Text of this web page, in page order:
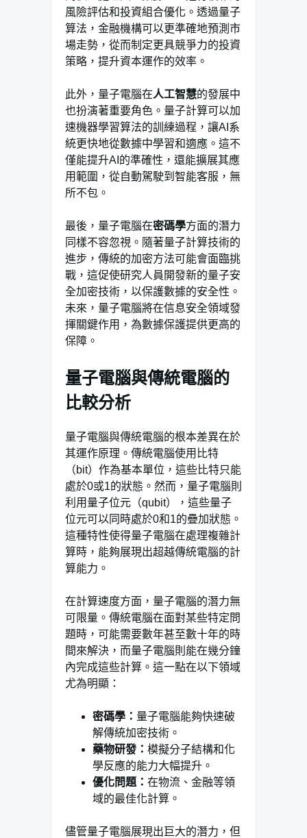
風險評估和投資組合優化。透過量子
算法，金融機構可以更準確地預測市
場走勢，從而制定更具競爭力的投資
策略，提升資本運作的效率。
此外，量子電腦在人工智慧的發展中
也扮演著重要角色。量子計算可以加
速機器學習算法的訓練過程，讓AI系
統更快地從數據中學習和適應。這不
僅能提升AI的準確性，還能擴展其應
用範圍，從自動駕駛到智能客服，無
所不包。
最後，量子電腦在密碼學方面的潛力
同樣不容忽視。隨著量子計算技術的
進步，傳統的加密方法可能會面臨挑
戰，這促使研究人員開發新的量子安
全加密技術，以保護數據的安全性。
未來，量子電腦將在信息安全領域發
揮關鍵作用，為數據保護提供更高的
保障。
量子電腦與傳統電腦的
比較分析
量子電腦與傳統電腦的根本差異在於
其運作原理。傳統電腦使用比特
（bit）作為基本單位，這些比特只能
處於0或1的狀態。然而，量子電腦則
利用量子位元（qubit），這些量子
位元可以同時處於0和1的疊加狀態。
這種特性使得量子電腦在處理複雜計
算時，能夠展現出超越傳統電腦的計
算能力。
在計算速度方面，量子電腦的潛力無
可限量。傳統電腦在面對某些特定問
題時，可能需要數年甚至數十年的時
間來解決，而量子電腦則能在幾分鐘
內完成這些計算。這一點在以下領域
尤為明顯：
密碼學： 量子電腦能夠快速破
解傳統加密技術。
藥物研發： 模擬分子結構和化
學反應的能力大幅提升。
優化問題： 在物流、金融等領
域的最佳化計算。
儘管量子電腦展現出巨大的潛力，但